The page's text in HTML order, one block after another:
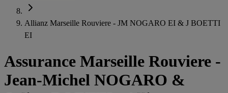
Allianz Marseille Rouviere - JM NOGARO EI & J BOETTI
EI
Assurance Marseille Rouviere -
Jean-Michel NOGARO &